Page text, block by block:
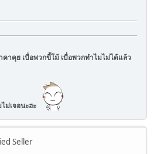
คาคุย เบื่อพวกขี้โม้ เบื่อพวกทำไมไม่ได้แล้ว
ม่เจอนะฮะ
Seller